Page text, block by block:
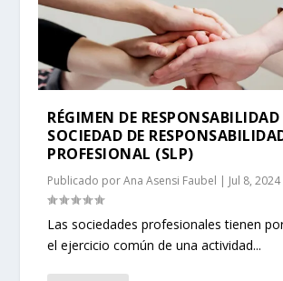
RÉGIMEN DE
SOCIEDAD DE
PROFESIONAL (SLP)
Publicado porAna Asensi Faubel | Jul 8, 2024
Las sociedades profesionales tienen
el ejercicio común de una actividad...